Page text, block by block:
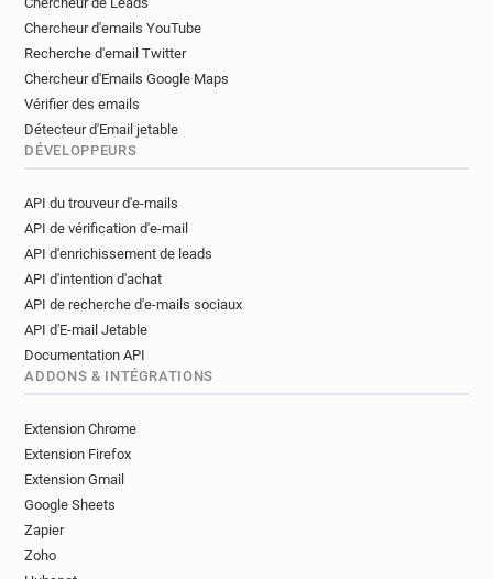
Chercheur d'emails YouTube
Recherche d'email Twitter
Chercheur d'Emails Google Maps
Vérifier des emails
Détecteur d'Email jetable
DÉVELOPPEURS
API du trouveur d'e-mails
API de vérification d'e-mail
API d'enrichissement de leads
API d'intention d'achat
API de recherche d'e-mails sociaux
API d'E-mail Jetable
Documentation API
ADDONS & INTÉGRATIONS
Extension Chrome
Extension Firefox
Extension Gmail
Google Sheets
Zapier
Zoho